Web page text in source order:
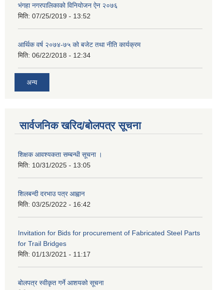
भंगहा नगरपालिकाको विनियोजन ऐन २०७६
मिति: 07/25/2019 - 13:52
आर्थिक वर्ष २०७४-७५ को बजेट तथा नीति कार्यक्रम
मिति: 06/22/2018 - 12:34
अन्य
सार्वजनिक खरिद/बोलपत्र सूचना
शिक्षक आवश्यकता सम्बन्धी सूचना ।
मिति: 10/31/2025 - 13:05
शिलबन्दी दरभाउ पत्र आह्वान
मिति: 03/25/2022 - 16:42
Invitation for Bids for procurement of Fabricated Steel Parts
for Trail Bridges
मिति: 01/13/2021 - 11:17
बोलपत्र स्वीकृत गर्ने आशयको सूचना